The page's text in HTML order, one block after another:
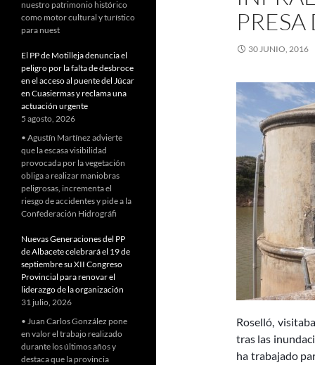
30 JUNIO, 2016
Roselló,
tras las
ha trabajado
nuestro patrimonio histórico
como motor cultural y turístico
para nuest
El PP de Motilleja denuncia el
peligro por la falta de desbroce
en el acceso al puente del Júcar
en Cuasiermas y reclama una
actuación urgente
5 agosto, 2026
• Agustín Martínez advierte
que la escasa visibilidad
provocada por la vegetación
obliga a realizar maniobras
peligrosas, incrementa el
riesgo de accidentes y pide a la
Confederación Hidrográfi
Nuevas Generaciones del PP
de Albacete celebrará el 19 de
septiembre su XII Congreso
Provincial para renovar el
liderazgo de la organización
31 julio, 2026
• Juan Carlos González pone
en valor el trabajo realizado
durante los últimos años y
destaca que la provincia